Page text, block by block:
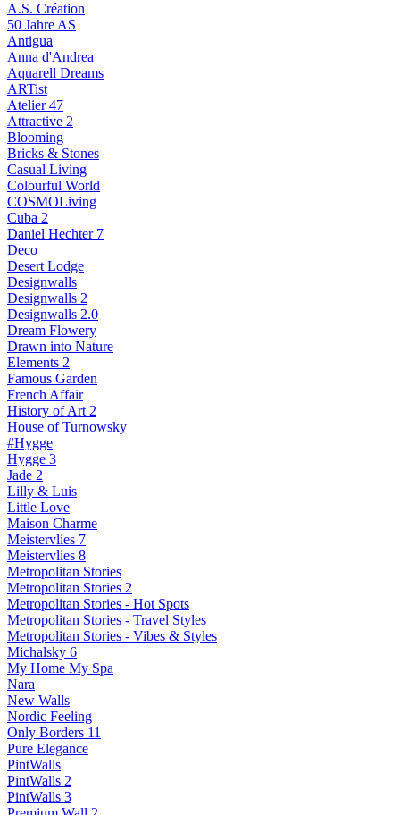
A.S. Création
50 Jahre AS
Antigua
Anna d'Andrea
Aquarell Dreams
ARTist
Atelier 47
Attractive 2
Blooming
Bricks & Stones
Casual Living
Colourful World
COSMOLiving
Cuba 2
Daniel Hechter 7
Deco
Desert Lodge
Designwalls
Designwalls 2
Designwalls 2.0
Dream Flowery
Drawn into Nature
Elements 2
Famous Garden
French Affair
History of Art 2
House of Turnowsky
#Hygge
Hygge 3
Jade 2
Lilly & Luis
Little Love
Maison Charme
Meistervlies 7
Meistervlies 8
Metropolitan Stories
Metropolitan Stories 2
Metropolitan Stories - Hot Spots
Metropolitan Stories - Travel Styles
Metropolitan Stories - Vibes & Styles
Michalsky 6
My Home My Spa
Nara
New Walls
Nordic Feeling
Only Borders 11
Pure Elegance
PintWalls
PintWalls 2
PintWalls 3